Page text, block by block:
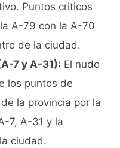
Puntos criticos
A-79 con la A-70
de la ciudad.
7 y A-31): El nudo
los puntos de
la provincia por la
7, A-31 y la
ciudad.